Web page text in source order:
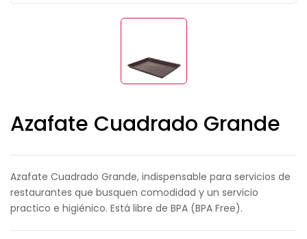
Azafate Cuadrado Grande
Azafate Cuadrado Grande, indispensable para servicios de
restaurantes que busquen comodidad y un servicio
practico e higiénico. Está libre de BPA (BPA Free).